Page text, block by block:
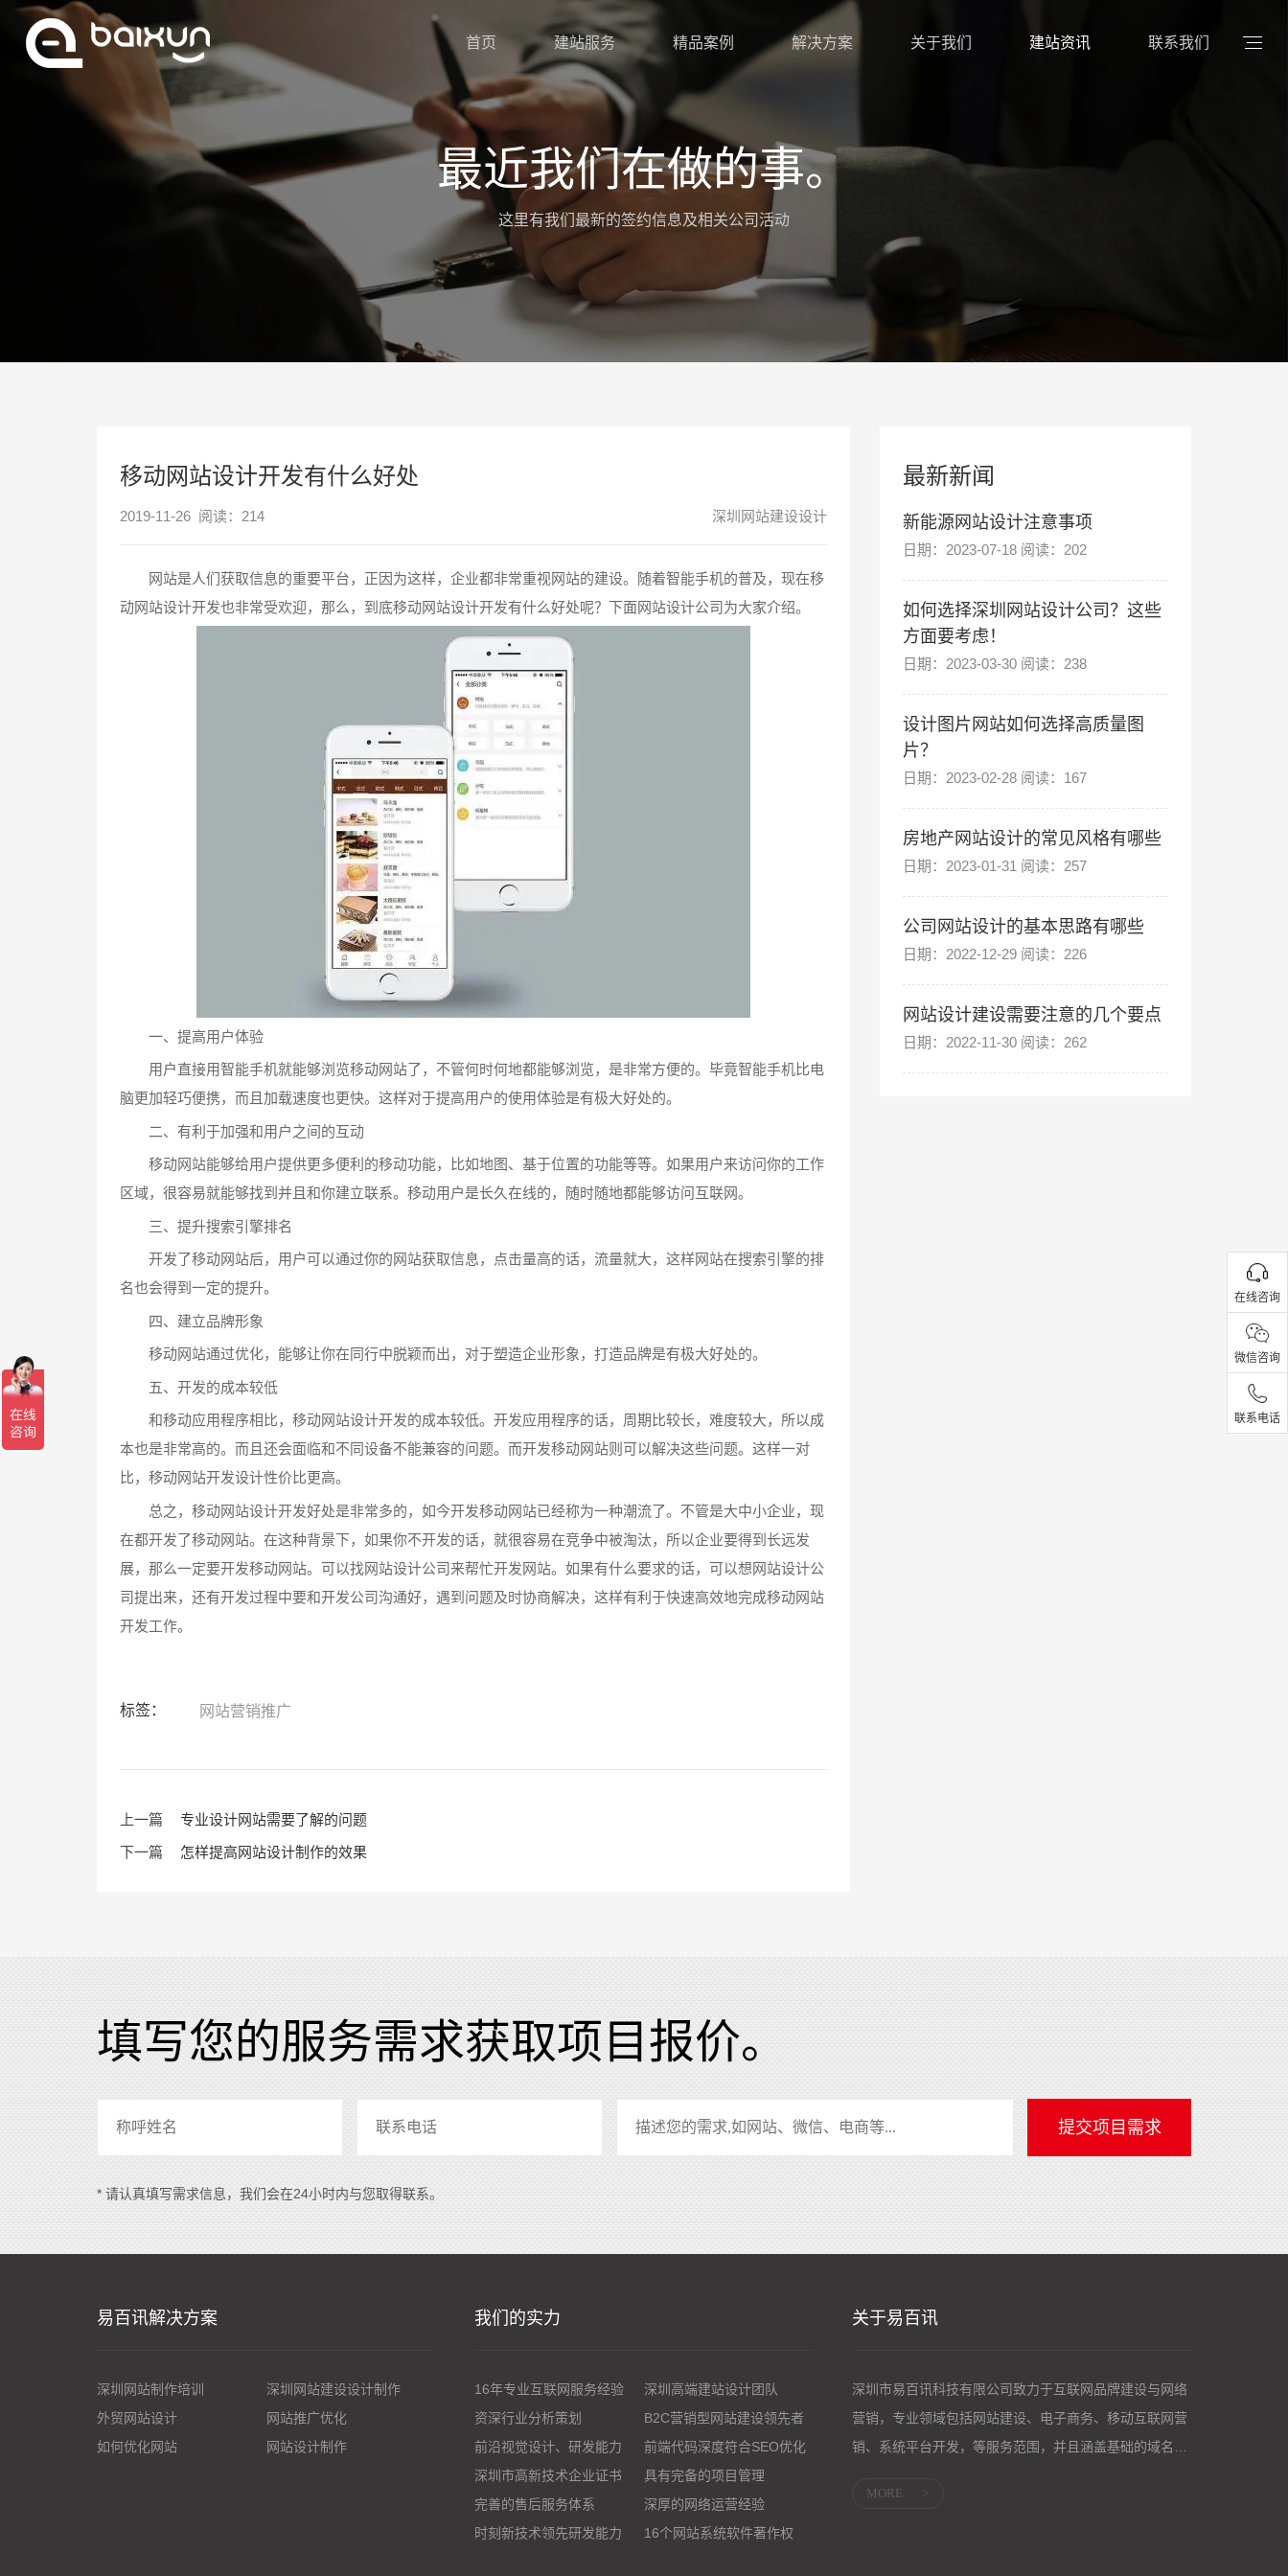
首页 建站服务 精品案例 解决方案 关于我们 建站资讯 联系我们
最近我们在做的事。
这里有我们最新的签约信息及相关公司活动
移动网站设计开发有什么好处
2019-11-26 阅读： 214 深圳网站建设设计
网站是人们获取信息的重要平台，正因为这样，企业都非常重视网站的建设。随着智能手机的普及，现在移
动网站设计开发也非常受欢迎，那么，到底移动网站设计开发有什么好处呢？下面网站设计公司为大家介绍。
一、提高用户体验
用户直接用智能手机就能够浏览移动网站了，不管何时何地都能够浏览，是非常方便的。毕竟智能手机比电
脑更加轻巧便携，而且加载速度也更快。这样对于提高用户的使用体验是有极大好处的。
二、有利于加强和用户之间的互动
移动网站能够给用户提供更多便利的移动功能，比如地图、基于位置的功能等等。如果用户来访问你的工作
区域，很容易就能够找到并且和你建立联系。移动用户是长久在线的，随时随地都能够访问互联网。
三、提升搜索引擎排名
开发了移动网站后，用户可以通过你的网站获取信息，点击量高的话，流量就大，这样网站在搜索引擎的排
名也会得到一定的提升。
四、建立品牌形象
移动网站通过优化，能够让你在同行中脱颖而出，对于塑造企业形象，打造品牌是有极大好处的。
五、开发的成本较低
和移动应用程序相比，移动网站设计开发的成本较低。开发应用程序的话，周期比较长，难度较大，所以成
本也是非常高的。而且还会面临和不同设备不能兼容的问题。而开发移动网站则可以解决这些问题。这样一对
比，移动网站开发设计性价比更高。
总之，移动网站设计开发好处是非常多的，如今开发移动网站已经称为一种潮流了。不管是大中小企业，现
在都开发了移动网站。在这种背景下，如果你不开发的话，就很容易在竞争中被淘汰，所以企业要得到长远发
展，那么一定要开发移动网站。可以找网站设计公司来帮忙开发网站。如果有什么要求的话，可以想网站设计公
司提出来，还有开发过程中要和开发公司沟通好，遇到问题及时协商解决，这样有利于快速高效地完成移动网站
开发工作。
标签： 网站营销推广
上一篇
专业设计网站需要了解的问题
下一篇
怎样提高网站设计制作的效果
最新新闻
新能源网站设计注意事项
日期：2023-07-18 阅读：202
如何选择深圳网站设计公司？这些
方面要考虑！
日期：2023-03-30 阅读：238
设计图片网站如何选择高质量图
片？
日期：2023-02-28 阅读：167
房地产网站设计的常见风格有哪些
日期：2023-01-31 阅读：257
公司网站设计的基本思路有哪些
日期：2022-12-29 阅读：226
网站设计建设需要注意的几个要点
日期：2022-11-30 阅读：262
填写您的服务需求获取项目报价。
* 请认真填写需求信息，我们会在24小时内与您取得联系。
易百讯解决方案
深圳网站制作培训
深圳网站建设设计制作
外贸网站设计
网站推广优化
如何优化网站
网站设计制作
我们的实力
16年专业互联网服务经验
深圳高端建站设计团队
资深行业分析策划
B2C营销型网站建设领先者
前沿视觉设计、研发能力
前端代码深度符合SEO优化
深圳市高新技术企业证书
具有完备的项目管理
完善的售后服务体系
深厚的网络运营经验
时刻新技术领先研发能力
16个网站系统软件著作权
关于易百讯
深圳市易百讯科技有限公司致力于互联网品牌建设与网络
营销，专业领域包括网站建设、电子商务、移动互联网营
销、系统平台开发，等服务范围，并且涵盖基础的域名服
MORE >
在线咨询
微信咨询
联系电话